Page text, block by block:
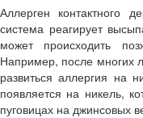
Аллерген контактного
система реагирует
может происходить
Например, после многих
развиться аллергия на
появляется на никель,
пуговицах на джинсовых